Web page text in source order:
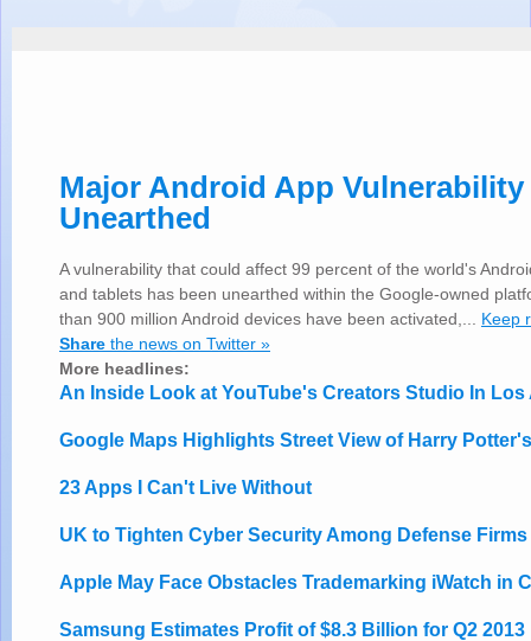
Major Android App Vulnerability
Unearthed
A vulnerability that could affect 99 percent of the world's
and tablets has been unearthed within the Google-owned
than 900 million Android devices have been activated,... Keep
Share the news on Twitter »
More headlines:
An Inside Look at YouTube's Creators Studio In Los
Google Maps Highlights Street View of Harry
23 Apps I Can't Live Without
UK to Tighten Cyber Security Among Defense Firms
Apple May Face Obstacles Trademarking iWatch in
Samsung Estimates Profit of $8.3 Billion for Q2 2013